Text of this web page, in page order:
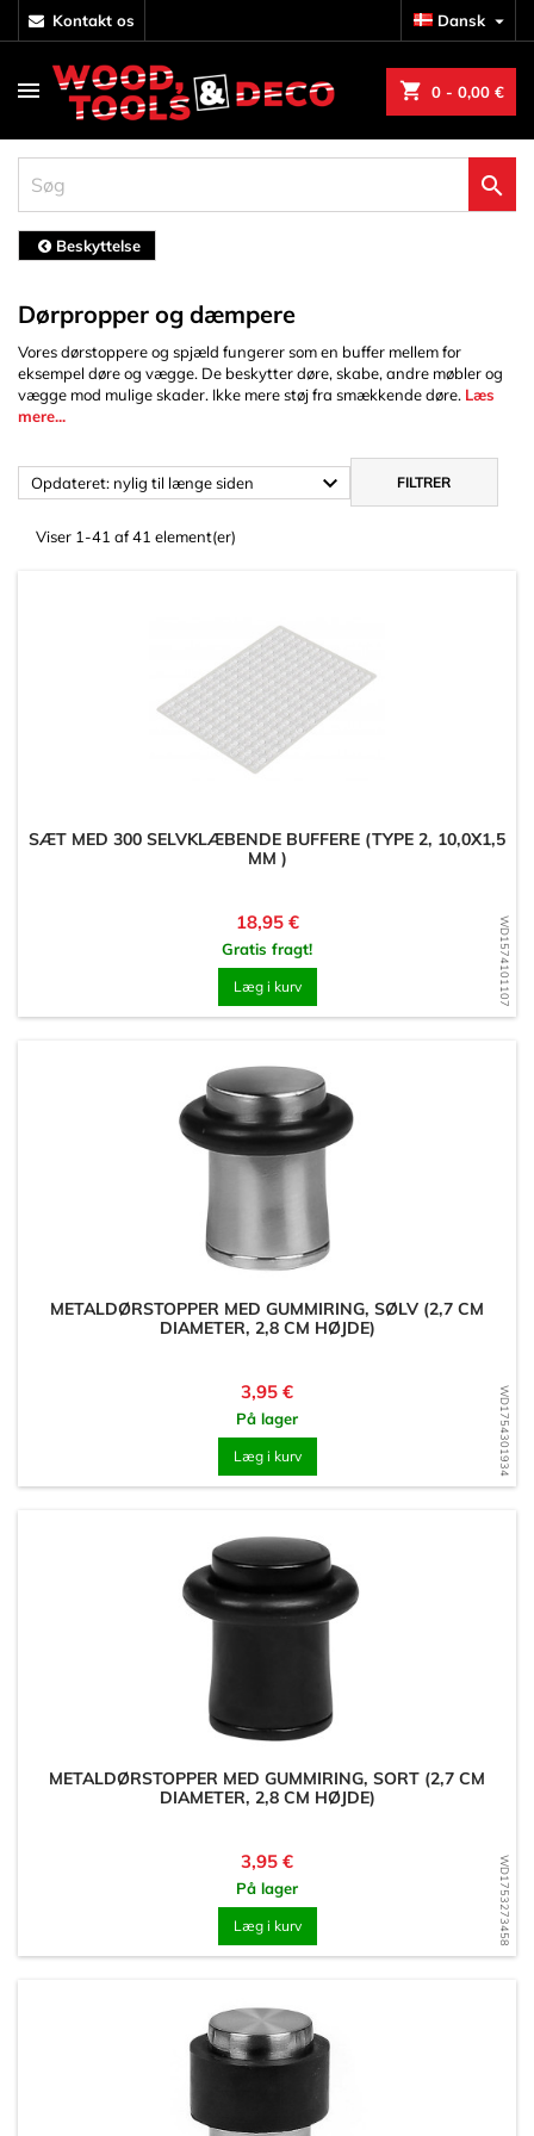
kontakt os Dansk 
shopping_cart 0 - 0,00 €

Beskyttelse
Dørpropper og dæmpere
Vores dørstoppere og spjæld fungerer som en buffer mellem for
eksempel døre og vægge. De beskytter døre, skabe, andre møbler og
vægge mod mulige skader. Ikke mere støj fra smækkende døre. Læs
mere...
Opdateret: nylig til længe siden  FILTRER
Viser 1-41 af 41 element(er)
WD1574101107
SÆT MED 300 SELVKLÆBENDE BUFFERE (TYPE 2, 10,0X1,5
MM )
Pris
18,95 €
Gratis fragt!
Læg i kurv
WD1754301934
METALDØRSTOPPER MED GUMMIRING, SØLV (2,7 CM
DIAMETER, 2,8 CM HØJDE)
Pris
3,95 €
På lager
Læg i kurv
WD1753273458
METALDØRSTOPPER MED GUMMIRING, SORT (2,7 CM
DIAMETER, 2,8 CM HØJDE)
Pris
3,95 €
På lager
Læg i kurv